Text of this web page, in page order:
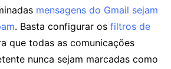
mensagens do Gmail sejam
. Basta configurar os filtros de
que todas as comunicações
nunca sejam marcadas como